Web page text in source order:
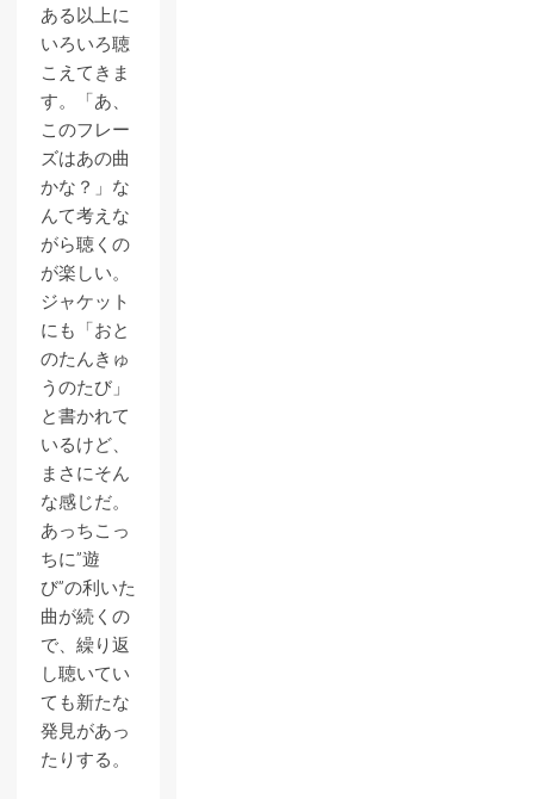
ある以上に
いろいろ聴
こえてきま
す。「あ、
このフレー
ズはあの曲
かな？」な
んて考えな
がら聴くの
が楽しい。
ジャケット
にも「おと
のたんきゅ
うのたび」
と書かれて
いるけど、
まさにそん
な感じだ。
あっちこっ
ちに”遊
び”の利いた
曲が続くの
で、繰り返
し聴いてい
ても新たな
発見があっ
たりする。